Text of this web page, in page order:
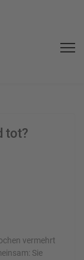
tot?
vermehrt
Sie